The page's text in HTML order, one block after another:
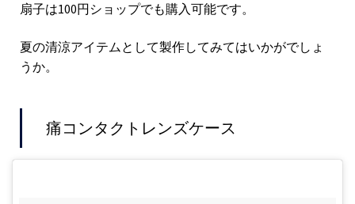
扇子は100円ショップでも購入可能です。
夏の清涼アイテムとして製作してみてはいかがでしょ
うか。
痛コンタクトレンズケース